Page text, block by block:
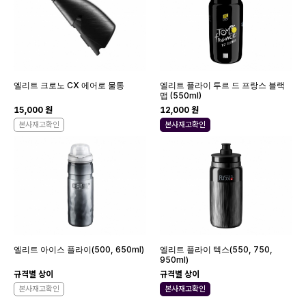
엘리트 크로노 CX 에어로 물통
15,000 원
본사재고확인
엘리트 플라이 투르 드 프랑스 블랙
맵 (550ml)
12,000 원
본사재고확인
엘리트 아이스 플라이(500, 650ml)
규격별 상이
본사재고확인
엘리트 플라이 텍스(550, 750,
950ml)
규격별 상이
본사재고확인